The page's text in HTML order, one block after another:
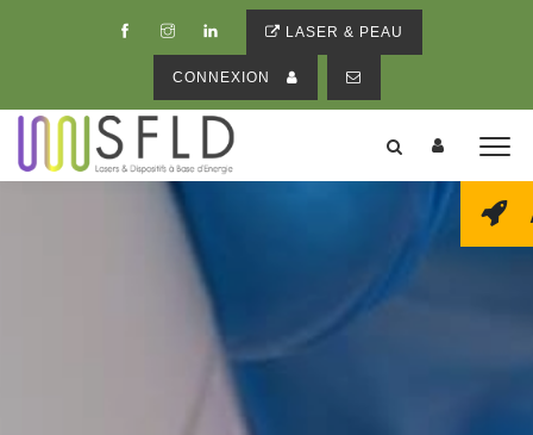
LASER & PEAU
CONNEXION